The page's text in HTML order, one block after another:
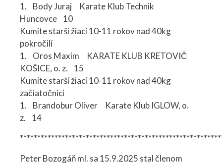
1. Body Juraj Karate Klub Technik
Huncovce 10
Kumite starší žiaci 10-11 rokov nad 40kg
pokročilí
1. Oros Maxim KARATE KLUB KRETOVIČ
KOŠICE, o. z. 15
Kumite starší žiaci 10-11 rokov nad 40kg
začiatočníci
1. Brandobur Oliver Karate Klub IGLOW, o.
z. 14
Peter Bozogáň ml. sa 15.9.2025 stal členom